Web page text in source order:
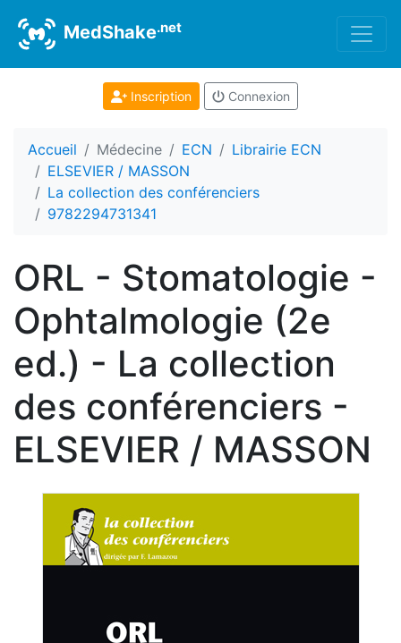
MedShake.net
Inscription Connexion
Accueil Médecine ECN
Librairie ECN
ELSEVIER / MASSON
La collection des conférenciers
9782294731341
ORL - Stomatologie -
Ophtalmologie (2e
ed.) - La collection
des conférenciers -
ELSEVIER / MASSON